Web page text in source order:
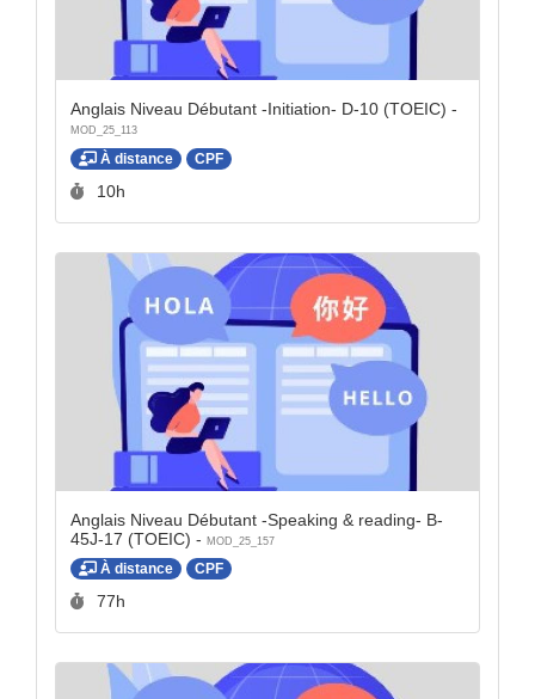
Anglais Niveau Débutant -Initiation- D-10 (TOEIC) -
MOD_25_113
À distance CPF
Durée :
10h
Anglais Niveau Débutant -Speaking & reading- B-
45J-17 (TOEIC) - MOD_25_157
À distance CPF
Durée :
77h